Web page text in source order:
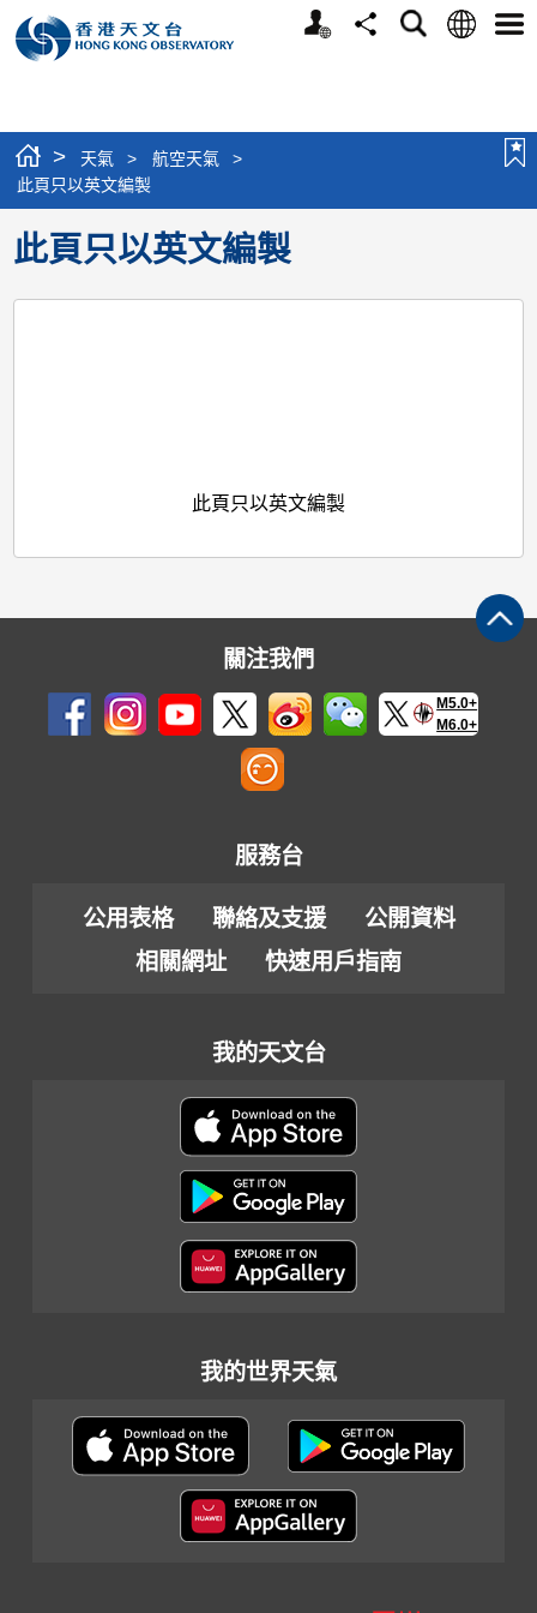
個
分
搜
語
選
> 天氣 > 航空天氣
>
此頁只以英文編製
此頁只以英文編製
此頁只以英文編製
關注我們
M5.0+
M6.0+
服務台
公用表格 聯絡及支援
公開資料
相關網址
快速用戶指南
我的天文台
我的世界天氣